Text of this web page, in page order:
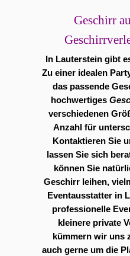
Geschirr
In Lauterstein gibt
Zu einer idealen
das passende
hochwertiges
verschiedenen
Anzahl für
Kontaktieren Sie
lassen Sie sich
können Sie
Geschirr leihen,
Eventausstatter in
professionelle
kleinere private
kümmern wir uns
auch gerne um die